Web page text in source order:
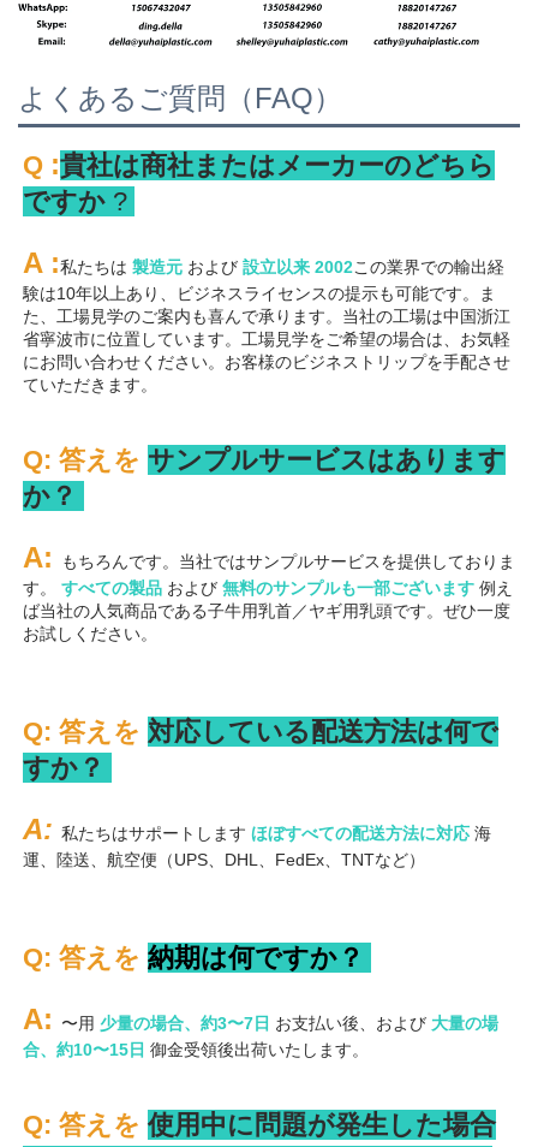
よくあるご質問（FAQ）
Q :貴社は商社またはメーカーのどちら
ですか ?
A :私たちは 製造元 および 設立以来 2002この業界での輸出経
験は10年以上あり、ビジネスライセンスの提示も可能です。ま
た、工場見学のご案内も喜んで承ります。当社の工場は中国浙江
省寧波市に位置しています。工場見学をご希望の場合は、お気軽
にお問い合わせください。お客様のビジネストリップを手配させ
ていただきます。
Q: 答えを サンプルサービスはあります
か？
A:
もちろんです。当社ではサンプルサービスを提供しておりま
す。 すべての製品 および 無料のサンプルも一部ございます 例え
ば当社の人気商品である子牛用乳首／ヤギ用乳頭です。ぜひ一度
お試しください。
Q: 答えを 対応している配送方法は何で
すか？
A: 私たちはサポートします ほぼすべての配送方法に対応 海
運、陸送、航空便（UPS、DHL、FedEx、TNTなど）
Q: 答えを 納期は何ですか？
A: 〜用 少量の場合、約3〜7日 お支払い後、および 大量の場
合、約10〜15日 御金受領後出荷いたします。
Q: 答えを 使用中に問題が発生した場合